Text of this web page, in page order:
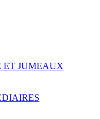
ET JUMEAUX